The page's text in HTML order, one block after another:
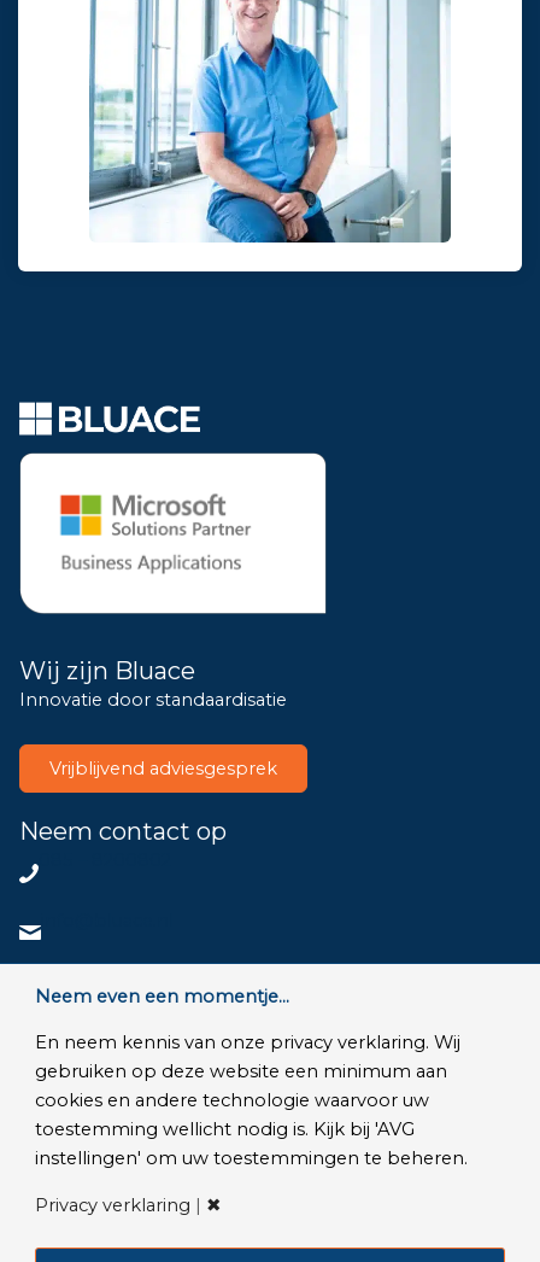
Wij zijn Bluace
Innovatie door standaardisatie
Vrijblijvend adviesgesprek
Neem contact op
Neem contact op
© Copyright 2026 - Bluace
AVG Instellingen|Privacy Disclaimer|Algemene voorwaarden|
LinkedIn
Instagram
YouTube
Bluesky
Neem even een momentje...
En neem kennis van onze privacy verklaring. Wij
gebruiken op deze website een minimum aan
cookies en andere technologie waarvoor uw
toestemming wellicht nodig is. Kijk bij 'AVG
instellingen' om uw toestemmingen te beheren.
Privacy verklaring | ✖